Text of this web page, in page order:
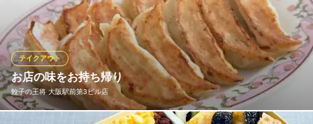
き「できたて」をその場でお持ち帰りいただけます。 朝食・ラン
チタイム・夕飯や夜食など、いろいろなシーンに合わせてぜひご
利用ください！
松屋 梅田角田町店
牛めし・カレー・定食
阪急線梅田駅 徒歩5分
大阪府大阪市北区角田町6-5
お店の味をお持ち帰り
餃子の王将 大阪駅前第3ビル店
テイクアウト